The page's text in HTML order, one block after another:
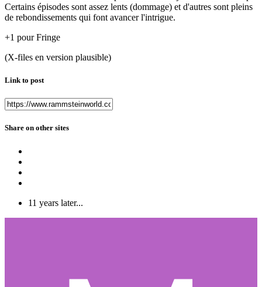
Certains épisodes sont assez lents (dommage) et d'autres sont pleins
de rebondissements qui font avancer l'intrigue.
+1 pour Fringe
(X-files en version plausible)
Link to post
Share on other sites
11 years later...